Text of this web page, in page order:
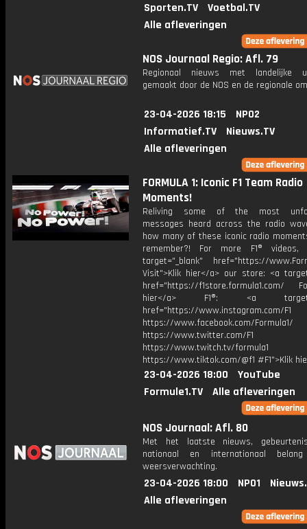
Sporten.TV
Voetbal.TV
Alle afleveringen
NOS Journaal Regio: Afl. 79
Regionaal nieuws met landelijke
gemaakt door de NOS en de regionale
23-04-2026 18:15
NPO2
Informatief.TV
Nieuws.TV
Alle afleveringen
FORMULA 1: Iconic F1 Team Radio
Moments!
Reliving some of the most
messages heard across the radio
how many of these iconic radio
remember?! For more F1®
target="_blank" href="https://
Visit">Klik hier</a> our store: <a
href="https://f1store.formula1.com/
hier</a> F1®: <a
href="https://www.instagram.com/F1
https://www.facebook.com/Formula1/
https://www.twitter.com/F1
https://www.twitch.tv/formula1
https://www.tiktok.com/@f1 #F1">Klik
23-04-2026 18:00
YouTube
Formule1.TV
Alle afleveringen
NOS Journaal: Afl. 80
Met het laatste nieuws,
nationaal en internationaal
weersverwachting.
23-04-2026 18:00 NPO1
Alle afleveringen